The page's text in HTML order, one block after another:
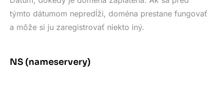
týmto dátumom nepredĺži, doména prestane fungovať
a môže si ju zaregistrovať niekto iný.
NS (nameservery)